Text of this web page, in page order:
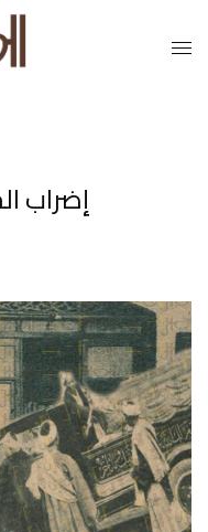
إضراب